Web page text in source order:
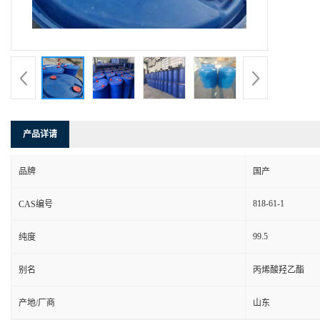
产品详请
品牌 国产
CAS编号 818-61-1
纯度 99.5
别名 丙烯酸羟乙酯
产地/厂商 山东